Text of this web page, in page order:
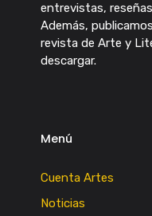
entrevistas,
Además,
revista de Arte y
descargar.
Menú
Cuenta Artes
Noticias